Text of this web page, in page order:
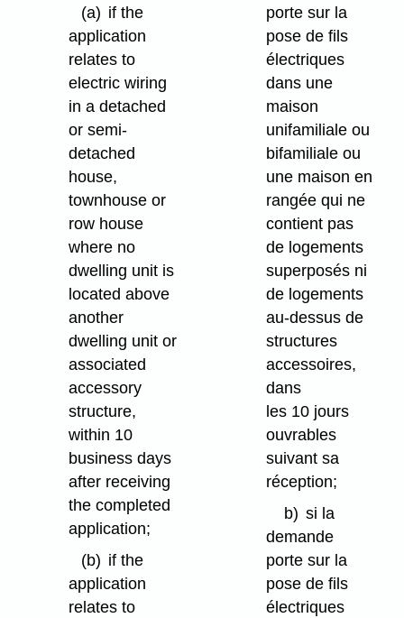
(a) if the
application
relates to
electric wiring
in a detached
or semi-
detached
house,
townhouse or
row house
where no
dwelling unit is
located above
another
dwelling unit or
associated
accessory
structure,
within 10
business days
after receiving
the completed
application;
(b) if the
application
relates to
porte sur la
pose de fils
électriques
dans une
maison
unifamiliale ou
bifamiliale ou
une maison en
rangée qui ne
contient pas
de logements
superposés ni
de logements
au-dessus de
structures
accessoires,
dans
les 10 jours
ouvrables
suivant sa
réception;
b) si la
demande
porte sur la
pose de fils
électriques